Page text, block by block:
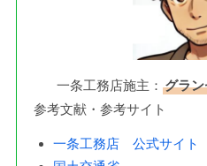
一条工務店施主：グラ
参考文献・参考サイト
一条工務店 公式サイト